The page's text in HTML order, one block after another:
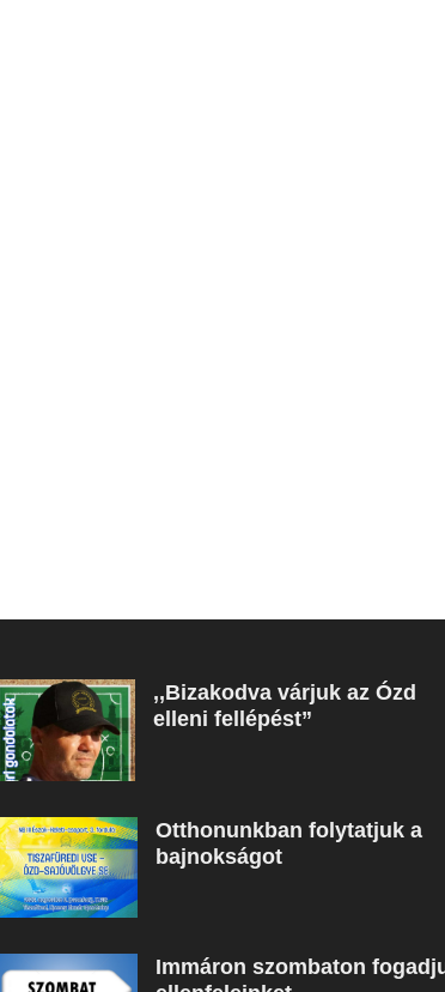
,,Bizakodva várjuk az Ózd
elleni fellépést”
Otthonunkban folytatjuk a
bajnokságot
Immáron szombaton